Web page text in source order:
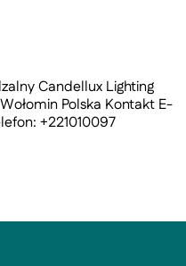
Candellux Lighting
Polska Kontakt E-
+221010097